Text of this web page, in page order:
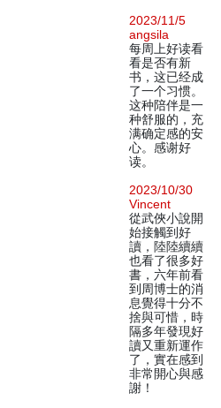
2023/11/5
angsila
每周上好读看
看是否有新
书，这已经成
了一个习惯。
这种陪伴是一
种舒服的，充
满确定感的安
心。感谢好
读。
2023/10/30
Vincent
從武俠小說開
始接觸到好
讀，陸陸續續
也看了很多好
書，六年前看
到周博士的消
息覺得十分不
捨與可惜，時
隔多年發現好
讀又重新運作
了，實在感到
非常開心與感
謝！